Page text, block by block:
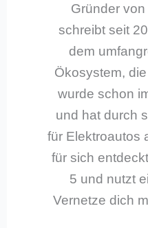
Gründer
schreibt seit
dem
Ökosystem,
wurde schon
und hat durch
für Elektroautos
für sich
5 und nutzt
Vernetze dich